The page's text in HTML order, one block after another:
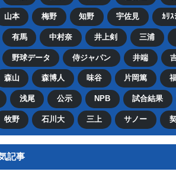
山本 梅野 知野 宇佐見 ｶﾘｽ
有馬 中村奈 井上剣 三浦
野球データ 侍ジャパン 井端
森山 森博人 味谷 片岡篤
浅尾 公示 NPB 試合結果
牧野 石川大 三上 サノー
記事